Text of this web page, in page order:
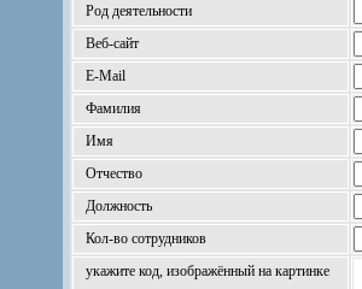
Род деятельности
Веб-сайт
E-Mail
Фамилия
Имя
Отчество
Должность
Кол-во сотрудников
укажите код, изображённый на картинке